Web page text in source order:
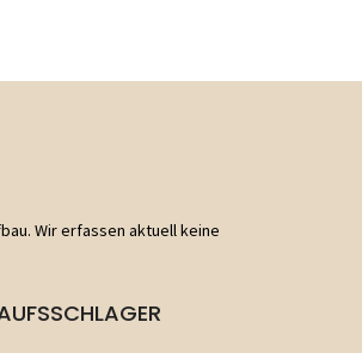
Wir erfassen aktuell keine